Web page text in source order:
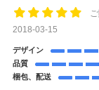
2018-03-15
デザイン
品質
梱包、配送